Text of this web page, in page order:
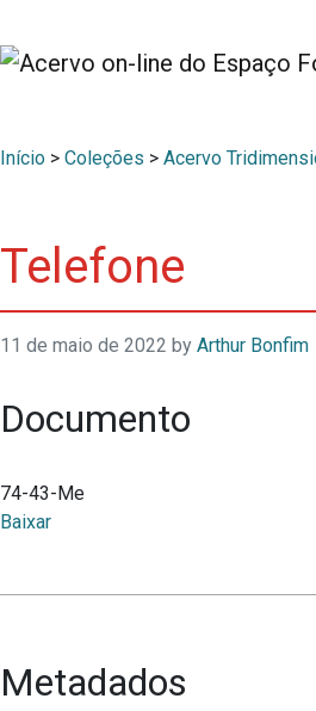
Início > Coleções > Acervo
Telefone
11 de maio de 2022 by Arthur Bonfim
Documento
74-43-Me
Baixar
Metadados